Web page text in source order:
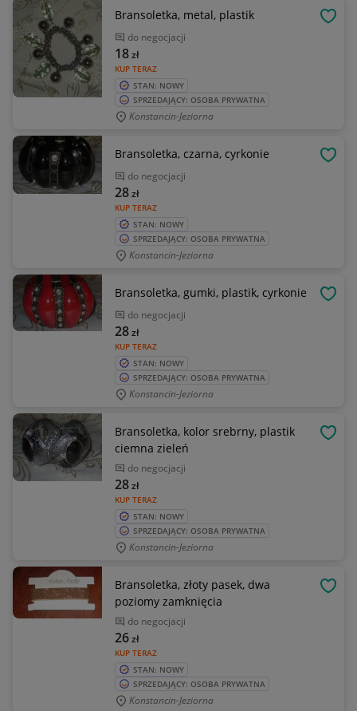
Bransoletka, metal, plastik
do negocjacji
KUP TERAZ
18zł
STAN: NOWY
SPRZEDAJĄCY: OSOBA PRYWATNA
Konstancin-Jeziorna
Bransoletka, czarna, cyrkonie
do negocjacji
KUP TERAZ
28zł
STAN: NOWY
SPRZEDAJĄCY: OSOBA PRYWATNA
Konstancin-Jeziorna
Bransoletka, gumki, plastik, cyrkonie
do negocjacji
KUP TERAZ
28zł
STAN: NOWY
SPRZEDAJĄCY: OSOBA PRYWATNA
Konstancin-Jeziorna
Bransoletka, kolor srebrny, plastik
ciemna zieleń
do negocjacji
KUP TERAZ
28zł
STAN: NOWY
SPRZEDAJĄCY: OSOBA PRYWATNA
Konstancin-Jeziorna
Bransoletka, złoty pasek, dwa
poziomy zamknięcia
do negocjacji
KUP TERAZ
26zł
STAN: NOWY
SPRZEDAJĄCY: OSOBA PRYWATNA
Konstancin-Jeziorna